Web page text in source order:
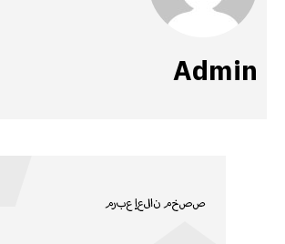
Admin